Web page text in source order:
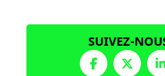
SUIVEZ-